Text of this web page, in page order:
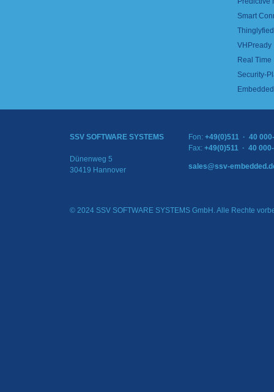
Smart
VHPready
Real
Security-
SSV SOFTWARE SYSTEMS
Dünenweg 5
30419 Hannover
Fon: +49(0)511 · 40
Fax: +49(0)511 · 40
sales@ssv-
© 2024 SSV SOFTWARE SYSTEMS GmbH. Alle Rechte